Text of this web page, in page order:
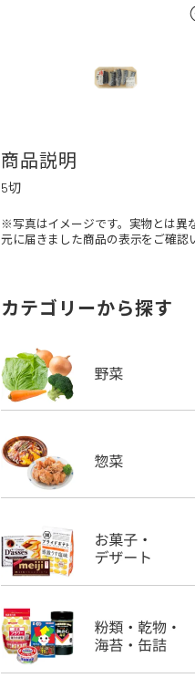
商品説明
5切
※写真はイメージです。実物とは異
元に届きました商品の表示をご確認
カテゴリーから探す